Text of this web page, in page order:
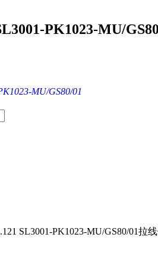
PK1023-MU/
MU/GS80/01
SL3001-PK1023-MU/GS80/01拉